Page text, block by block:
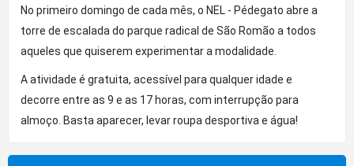
No primeiro domingo de cada mês, o NEL - Pédegato abre a
torre de escalada do parque radical de São Romão a todos
aqueles que quiserem experimentar a modalidade.
A atividade é gratuita, acessível para qualquer idade e
decorre entre as 9 e as 17 horas, com interrupção para
almoço. Basta aparecer, levar roupa desportiva e água!